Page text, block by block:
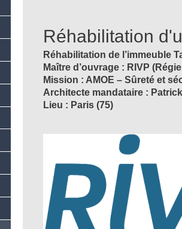
Réhabilitation
Réhabilitation de l’immeuble
Maître d’ouvrage : RIVP
Mission : AMOE – Sûreté et
Architecte mandataire :
Lieu : Paris (75)